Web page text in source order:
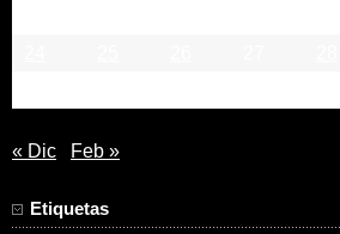
« Dic Feb »
Etiquetas